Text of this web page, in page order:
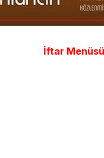
İftar Menüsü